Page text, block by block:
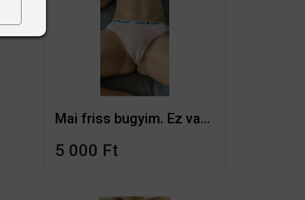
Mai friss bugyim. Ez van rajtam
5 000 Ft